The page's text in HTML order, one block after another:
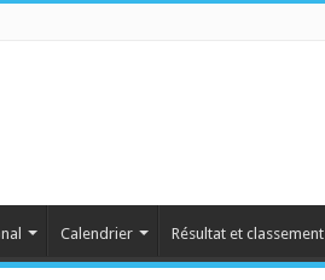
Calendrier Résultat et classement